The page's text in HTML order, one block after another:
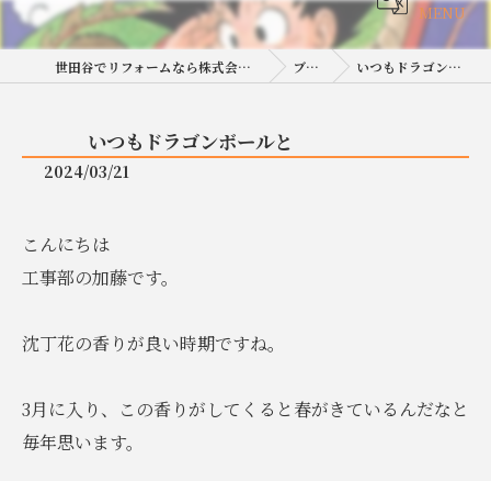
MENU
世田谷でリフォームなら株式会社岡田工務店 ブログ いつもドラゴンボールと
いつもドラゴンボールと
2024/03/21
こんにちは
工事部の加藤です。
沈丁花の香りが良い時期ですね。
3月に入り、この香りがしてくると春がきているんだなと
毎年思います。